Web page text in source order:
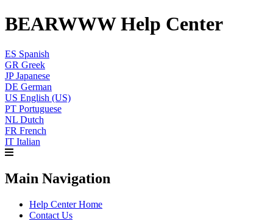
BEARWWW Help Center
ES Spanish
GR Greek
JP Japanese
DE German
US English (US)
PT Portuguese
NL Dutch
FR French
IT Italian
Main Navigation
Help Center Home
Contact Us